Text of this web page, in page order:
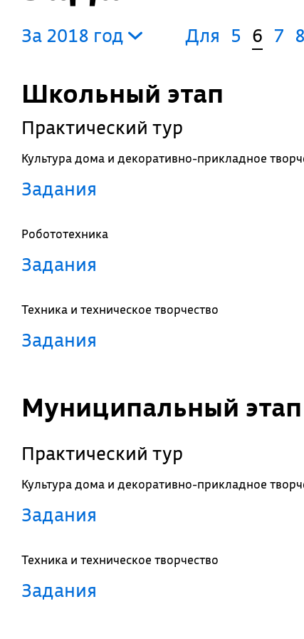
За 2018 год Для 5 6 7 8
Школьный этап
Практический тур
Культура дома и декоративно-прикладное
Задания
Робототехника
Задания
Техника и техническое творчество
Задания
Муниципальный этап
Практический тур
Культура дома и декоративно-прикладное
Задания
Техника и техническое творчество
Задания